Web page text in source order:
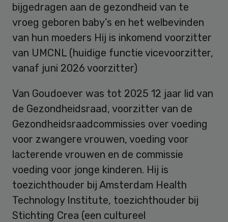
bijgedragen aan de gezondheid van te
vroeg geboren baby’s en het welbevinden
van hun moeders Hij is inkomend voorzitter
van UMCNL (huidige functie vicevoorzitter,
vanaf juni 2026 voorzitter)
Van Goudoever was tot 2025 12 jaar lid van
de Gezondheidsraad, voorzitter van de
Gezondheidsraadcommissies over voeding
voor zwangere vrouwen, voeding voor
lacterende vrouwen en de commissie
voeding voor jonge kinderen. Hij is
toezichthouder bij Amsterdam Health
Technology Institute, toezichthouder bij
Stichting Crea (een cultureel